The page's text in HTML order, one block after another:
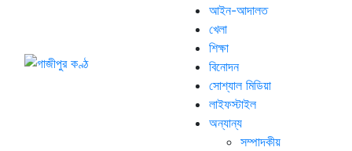
আইন-আদালত
খেলা
শিক্ষা
বিনোদন
সোশ্যাল মিডিয়া
লাইফস্টাইল
অন্যান্য
সম্পাদকীয়